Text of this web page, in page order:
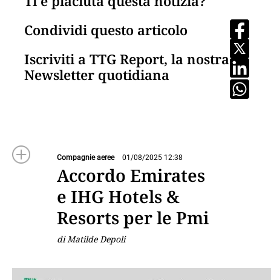
Condividi questo articolo
Iscriviti a TTG Report, la nostra
Newsletter quotidiana
Compagnie aeree 01/08/2025 12:38
Accordo Emirates
e IHG Hotels &
Resorts per le Pmi
di Matilde Depoli